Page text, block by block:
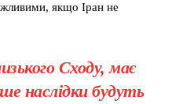
якщо Іран не
Сходу, має
наслідки будуть